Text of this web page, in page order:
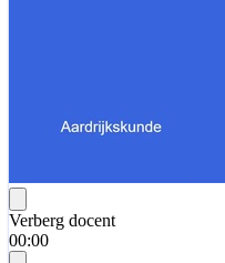
Verberg docent
00:00